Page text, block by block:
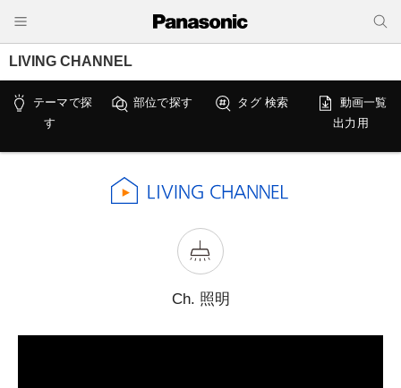
LIVING CHANNEL
テーマで探
す
部位で探す タグ 検索
動画一覧
出力用
Ch. 照明